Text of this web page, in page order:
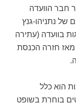
חבר הוועדה
נתניהו-גנץ
בוועדה (עתירה
מאז חזרה הכנסת
הוא כלל
בוחרת בשופט